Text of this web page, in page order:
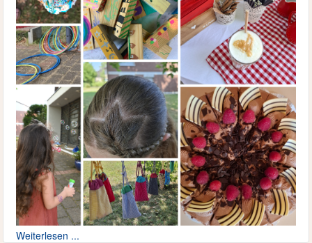
Weiterlesen ...